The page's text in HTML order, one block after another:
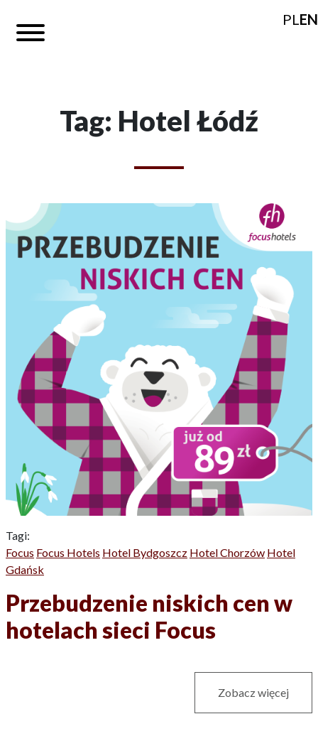
PLEN
Tag: Hotel Łódź
Tagi:
Focus Focus Hotels Hotel Bydgoszcz Hotel Chorzów Hotel
Gdańsk
Przebudzenie niskich cen w
hotelach sieci Focus
Zobacz więcej